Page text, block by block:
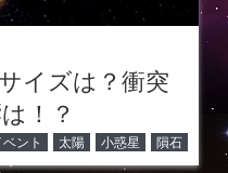
イズは？衝突
！？
ント 太陽 小惑星 隕石